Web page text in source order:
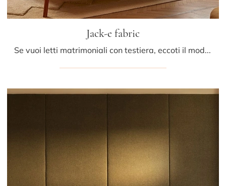
Jack-e fabric
Se vuoi letti matrimoniali con testiera, eccoti il modello Jack-e fabric in tessuto per arricchire la zona notte.